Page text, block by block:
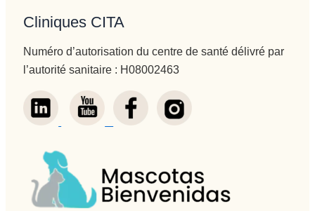
Cliniques CITA
Numéro d’autorisation du centre de santé délivré par
l’autorité sanitaire : H08002463